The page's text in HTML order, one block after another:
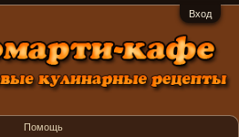
Вход
Помощь